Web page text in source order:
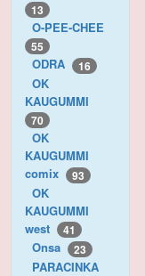
13
O-PEE-CHEE
55
ODRA 16
OK
KAUGUMMI
70
OK
KAUGUMMI
comix
93
OK
KAUGUMMI
west
41
Onsa 23
PARACINKA